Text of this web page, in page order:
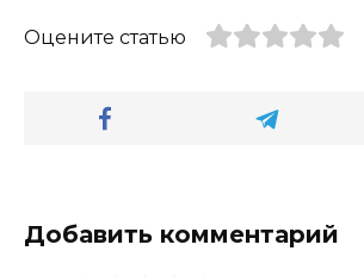
Оцените статью
Добавить комментарий